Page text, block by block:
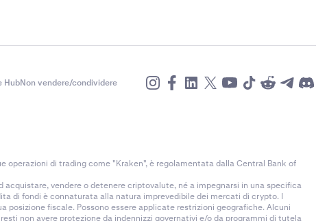
HubNon vendere/condividere
operazioni di trading come "Kraken", è regolamentata dalla Central Bank of
vendere o detenere criptovalute, né a impegnarsi in una specifica
di fondi è connaturata alla natura imprevedibile dei mercati di crypto. I
fiscale. Possono essere applicate restrizioni geografiche. Alcuni
non avere protezione da indennizzi governativi e/o da programmi di tutela